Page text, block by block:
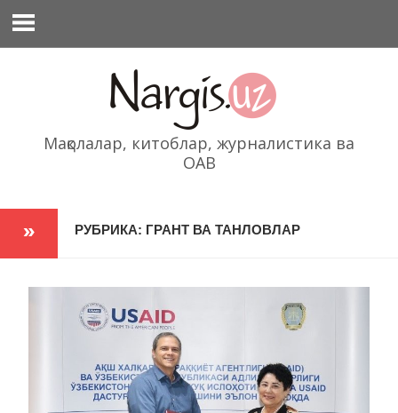
содержимому
Мақолалар, китоблар, журналистика ва
ОАВ
РУБРИКА: ГРАНТ ВА ТАНЛОВЛАР